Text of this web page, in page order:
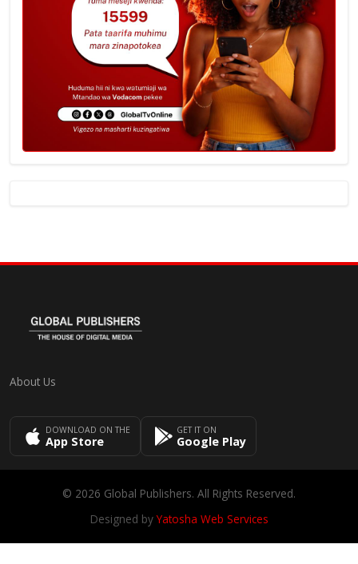
About Us
DOWNLOAD ON THE
App Store
GET IT ON
Google Play
© 2026 Global Publishers. All Rights Reserved.
Designed byYatosha Web Services